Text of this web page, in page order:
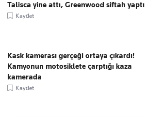
Talisca yine attı, Greenwood siftah yaptı
Kaydet
Kask kamerası gerçeği ortaya çıkardı!
Kamyonun motosiklete çarptığı kaza
kamerada
Kaydet